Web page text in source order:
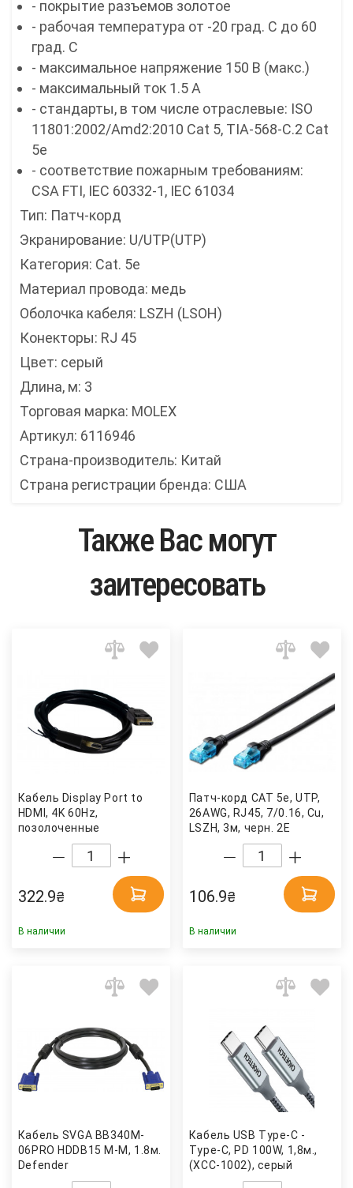
- покрытие разъемов золотое
- рабочая температура от -20 град. С до 60
град. С
- максимальное напряжение 150 В (макс.)
- максимальный ток 1.5 А
- стандарты, в том числе отраслевые: ISO
11801:2002/Amd2:2010 Cat 5, TIA-568-C.2 Cat
5e
- соответствие пожарным требованиям:
CSA FTI, IEC 60332-1, IEC 61034
Тип: Патч-корд
Экранирование: U/UTP(UTP)
Категория: Cat. 5e
Материал провода: медь
Оболочка кабеля: LSZH (LSOH)
Конекторы: RJ 45
Цвет: серый
Длина, м: 3
Торговая марка: MOLEX
Артикул: 6116946
Страна-производитель: Китай
Страна регистрации бренда: США
Также Вас могут
заитересовать
Кабель Display Port to
HDMI, 4K 60Hz,
позолоченные
коннекторы, 1,8м. (PN-
DP-HDMI-18) Patron
322.9₴
В наличии
Патч-корд CAT 5e, UTP,
26AWG, RJ45, 7/0.16, Cu,
LSZH, 3м, черн. 2E
106.9₴
В наличии
Кабель SVGA BB340M-
06PRO HDDB15 M-M, 1.8м.
Defender
Кабель USB Type-C -
Type-C, PD 100W, 1,8м.,
(XCC-1002), серый
CHOETECH